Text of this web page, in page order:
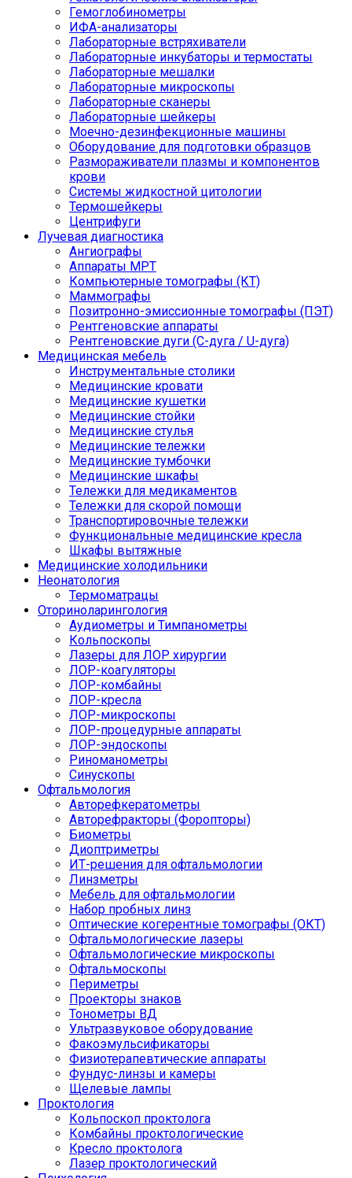
Гемоглобинометры
ИФА-анализаторы
Лабораторные встряхиватели
Лабораторные инкубаторы и термостаты
Лабораторные мешалки
Лабораторные микроскопы
Лабораторные сканеры
Лабораторные шейкеры
Моечно-дезинфекционные машины
Оборудование для подготовки образцов
Размораживатели плазмы и компонентов
крови
Системы жидкостной цитологии
Термошейкеры
Центрифуги
Лучевая диагностика
Ангиографы
Аппараты МРТ
Компьютерные томографы (КТ)
Маммографы
Позитронно-эмиссионные томографы (ПЭТ)
Рентгеновские аппараты
Рентгеновские дуги (С-дуга / U-дуга)
Медицинская мебель
Инструментальные столики
Медицинские кровати
Медицинские кушетки
Медицинские стойки
Медицинские стулья
Медицинские тележки
Медицинские тумбочки
Медицинские шкафы
Тележки для медикаментов
Тележки для скорой помощи
Транспортировочные тележки
Функциональные медицинские кресла
Шкафы вытяжные
Медицинские холодильники
Неонатология
Термоматрацы
Оториноларингология
Аудиометры и Тимпанометры
Кольпоскопы
Лазеры для ЛОР хирургии
ЛОР-коагуляторы
ЛОР-комбайны
ЛОР-кресла
ЛОР-микроскопы
ЛОР-процедурные аппараты
ЛОР-эндоскопы
Риноманометры
Синускопы
Офтальмология
Авторефкератометры
Авторефракторы (Форопторы)
Биометры
Диоптриметры
ИТ-решения для офтальмологии
Линзметры
Мебель для офтальмологии
Набор пробных линз
Оптические когерентные томографы (ОКТ)
Офтальмологические лазеры
Офтальмологические микроскопы
Офтальмоскопы
Периметры
Проекторы знаков
Тонометры ВД
Ультразвуковое оборудование
Факоэмульсификаторы
Физиотерапевтические аппараты
Фундус-линзы и камеры
Щелевые лампы
Проктология
Кольпоскоп проктолога
Комбайны проктологические
Кресло проктолога
Лазер проктологический